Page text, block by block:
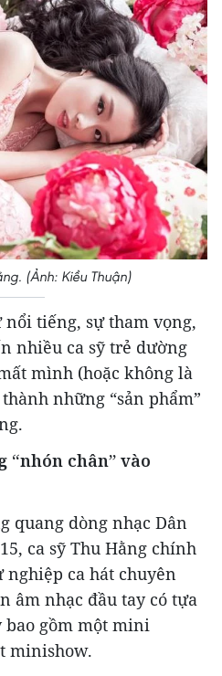
(Ảnh: Kiều Thuận)
nổi tiếng, sự tham vọng,
nhiều ca sỹ trẻ dường
mình (hoặc không là
những “sản phẩm”
“nhón chân” vào
quang dòng nhạc Dân
ca sỹ Thu Hằng chính
nghiệp ca hát chuyên
âm nhạc đầu tay có tựa
gồm một mini
minishow.